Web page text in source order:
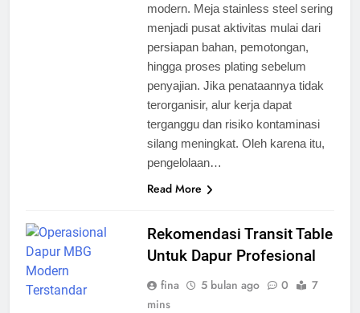
modern. Meja stainless steel sering
menjadi pusat aktivitas mulai dari
persiapan bahan, pemotongan,
hingga proses plating sebelum
penyajian. Jika penataannya tidak
terorganisir, alur kerja dapat
terganggu dan risiko kontaminasi
silang meningkat. Oleh karena itu,
pengelolaan…
Read More
Rekomendasi Transit Table
Untuk Dapur Profesional
fina 5 bulan ago 0
7
mins